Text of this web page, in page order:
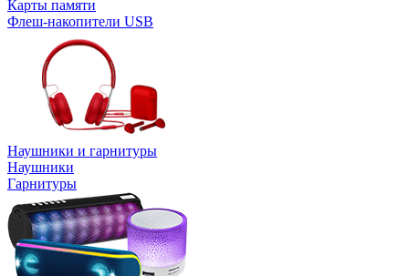
Карты памяти
Флеш-накопители USB
Наушники и гарнитуры
Наушники
Гарнитуры